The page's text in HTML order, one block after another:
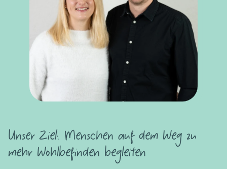
Unser Ziel: Menschen auf dem Weg zu
mehr Wohlbefinden begleiten